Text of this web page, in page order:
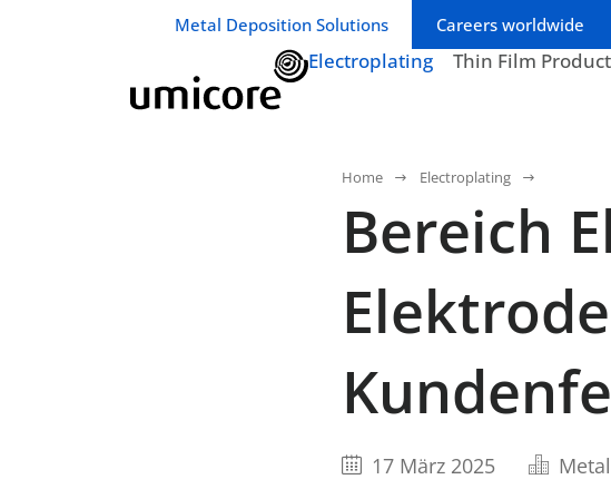
Geschäftsbereich / Abteilung:
Metal Deposition Solutions Careers worldwide
Electroplating Thin Film
Home Electroplating
Bereich
17 März 2025